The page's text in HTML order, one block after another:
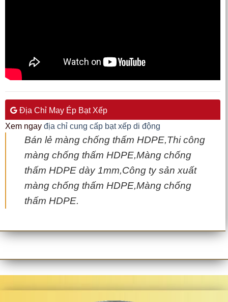
Địa Chỉ May Ép Bạt Xếp
Xem ngay địa chỉ cung cấp bạt xếp di động
Bán lẻ màng chống thấm HDPE,Thi công
màng chống thấm HDPE,Màng chống
thấm HDPE dày 1mm,Công ty sản xuất
màng chống thấm HDPE,Màng chống
thấm HDPE.